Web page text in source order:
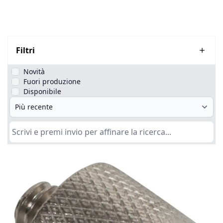
Filtri
Novità
Fuori produzione
Disponibile